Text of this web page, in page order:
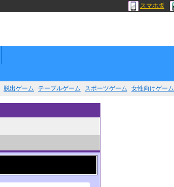
スマホ版
脱出ゲーム テーブルゲーム スポーツゲーム 女性向けゲーム